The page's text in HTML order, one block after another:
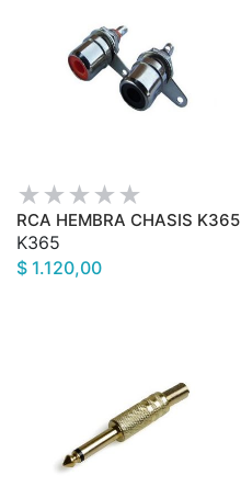
RCA HEMBRA CHASIS K365
K365
$ 1.120,00